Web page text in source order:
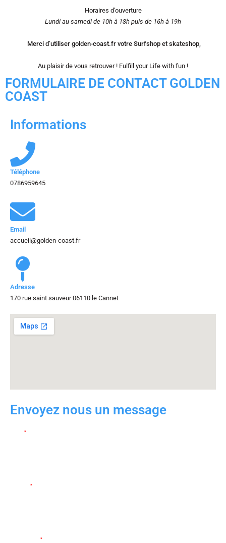
Horaires d’ouverture
Lundi au samedi de 10h à 13h puis de 16h à 19h
Merci d’utiliser golden-coast.fr votre Surfshop et skateshop,
Au plaisir de vous retrouver ! Fulfill your Life with fun !
FORMULAIRE DE CONTACT GOLDEN
COAST
Informations
Téléphone
0786959645
Email
accueil@golden-coast.fr
Adresse
170 rue saint sauveur 06110 le Cannet
Envoyez nous un message